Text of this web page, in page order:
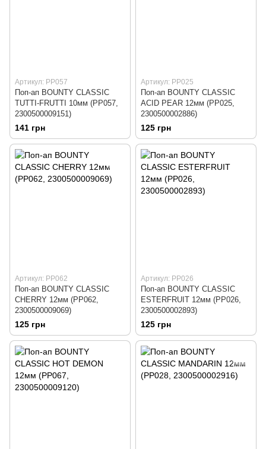
Артикул: PP057
Поп-ап BOUNTY CLASSIC
TUTTI-FRUTTI 10мм (PP057,
2300500009151)
141 грн
Артикул: PP025
Поп-ап BOUNTY CLASSIC
ACID PEAR 12мм (PP025,
2300500002886)
125 грн
Артикул: PP062
Поп-ап BOUNTY CLASSIC
CHERRY 12мм (PP062,
2300500009069)
125 грн
Артикул: PP026
Поп-ап BOUNTY CLASSIC
ESTERFRUIT 12мм (PP026,
2300500002893)
125 грн